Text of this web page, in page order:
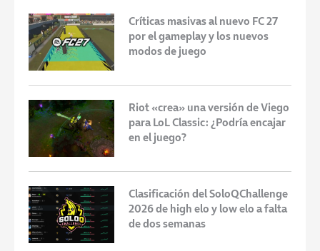
Críticas masivas al nuevo FC 27
por el gameplay y los nuevos
modos de juego
Riot «crea» una versión de Viego
para LoL Classic: ¿Podría encajar
en el juego?
Clasificación del SoloQChallenge
2026 de high elo y low elo a falta
de dos semanas